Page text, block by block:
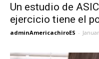
Un estudio de
ejercicio tiene el
adminAmericachiroES -